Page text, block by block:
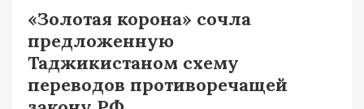
«Золотая корона» сочла
предложенную
Таджикистаном схему
переводов противоречащей